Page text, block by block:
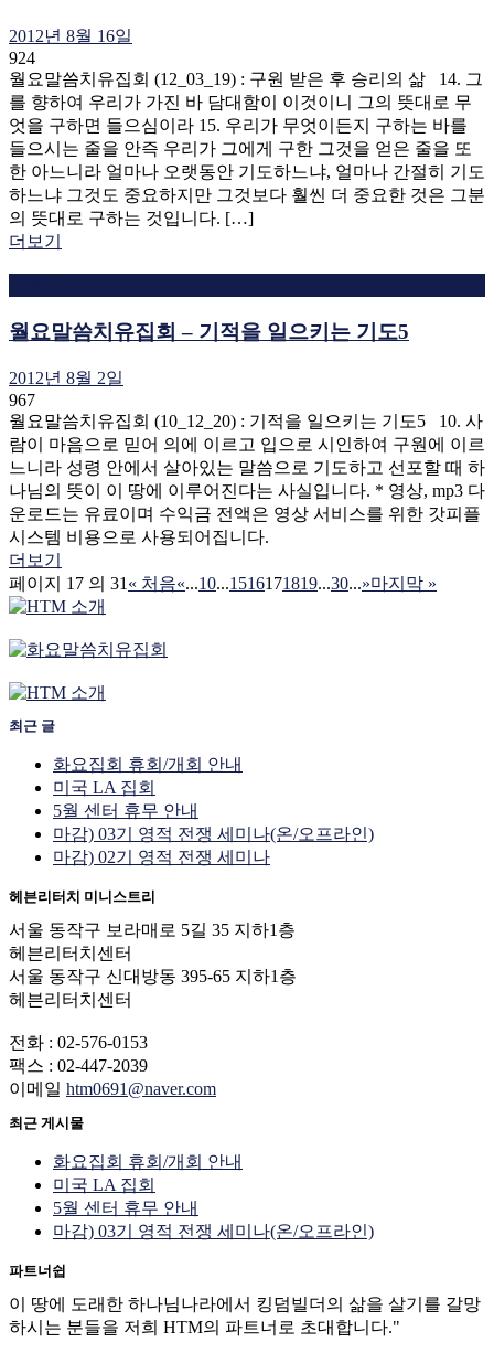
2012년 8월 16일
924
월요말씀치유집회 (12_03_19) : 구원 받은 후 승리의 삶 14. 그
를 향하여 우리가 가진 바 담대함이 이것이니 그의 뜻대로 무
엇을 구하면 들으심이라 15. 우리가 무엇이든지 구하는 바를
들으시는 줄을 안즉 우리가 그에게 구한 그것을 얻은 줄을 또
한 아느니라 얼마나 오랫동안 기도하느냐, 얼마나 간절히 기도
하느냐 그것도 중요하지만 그것보다 훨씬 더 중요한 것은 그분
의 뜻대로 구하는 것입니다. […]
더보기
월요말씀치유집회 – 기적을 일으키는 기도5
2012년 8월 2일
967
월요말씀치유집회 (10_12_20) : 기적을 일으키는 기도5 10. 사
람이 마음으로 믿어 의에 이르고 입으로 시인하여 구원에 이르
느니라 성령 안에서 살아있는 말씀으로 기도하고 선포할 때 하
나님의 뜻이 이 땅에 이루어진다는 사실입니다. * 영상, mp3 다
운로드는 유료이며 수익금 전액은 영상 서비스를 위한 갓피플
시스템 비용으로 사용되어집니다.
더보기
페이지 17 의 31 « 처음«...10...1516171819...30...»마지막 »
최근 글
화요집회 휴회/개회 안내
미국 LA 집회
5월 센터 휴무 안내
마감) 03기 영적 전쟁 세미나(온/오프라인)
마감) 02기 영적 전쟁 세미나
헤븐리터치 미니스트리
서울 동작구 보라매로 5길 35 지하1층
헤븐리터치센터
서울 동작구 신대방동 395-65 지하1층
헤븐리터치센터
전화 : 02-576-0153
팩스 : 02-447-2039
이메일 htm0691@naver.com
최근 게시물
화요집회 휴회/개회 안내
미국 LA 집회
5월 센터 휴무 안내
마감) 03기 영적 전쟁 세미나(온/오프라인)
파트너쉽
이 땅에 도래한 하나님나라에서 킹덤빌더의 삶을 살기를 갈망
하시는 분들을 저희 HTM의 파트너로 초대합니다."